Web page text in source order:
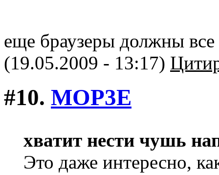
еще браузеры должны все
(19.05.2009 - 13:17)
#10. MOP3E
хватит нести чушь
Это даже интересно,